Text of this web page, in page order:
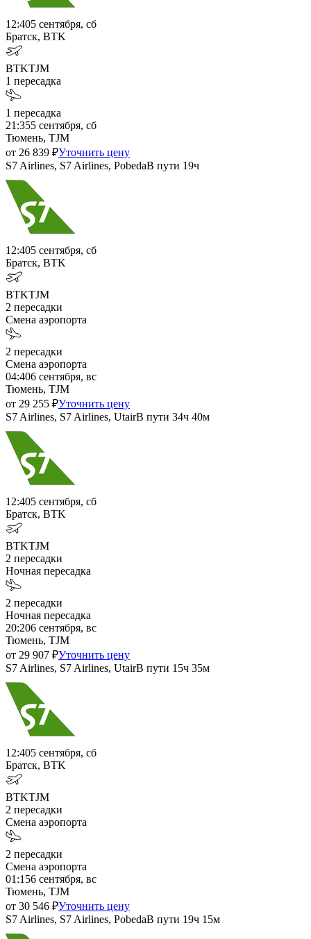
12:405 сентября, сб
Братск, BTK
BTKTJM
1 пересадка
1 пересадка
21:355 сентября, сб
Тюмень, TJM
от 26 839 ₽Уточнить цену
S7 Airlines, S7 Airlines, PobedaВ пути 19ч
12:405 сентября, сб
Братск, BTK
BTKTJM
2 пересадки
Смена аэропорта
2 пересадки
Смена аэропорта
04:406 сентября, вс
Тюмень, TJM
от 29 255 ₽Уточнить цену
S7 Airlines, S7 Airlines, UtairВ пути 34ч 40м
12:405 сентября, сб
Братск, BTK
BTKTJM
2 пересадки
Ночная пересадка
2 пересадки
Ночная пересадка
20:206 сентября, вс
Тюмень, TJM
от 29 907 ₽Уточнить цену
S7 Airlines, S7 Airlines, UtairВ пути 15ч 35м
12:405 сентября, сб
Братск, BTK
BTKTJM
2 пересадки
Смена аэропорта
2 пересадки
Смена аэропорта
01:156 сентября, вс
Тюмень, TJM
от 30 546 ₽Уточнить цену
S7 Airlines, S7 Airlines, PobedaВ пути 19ч 15м